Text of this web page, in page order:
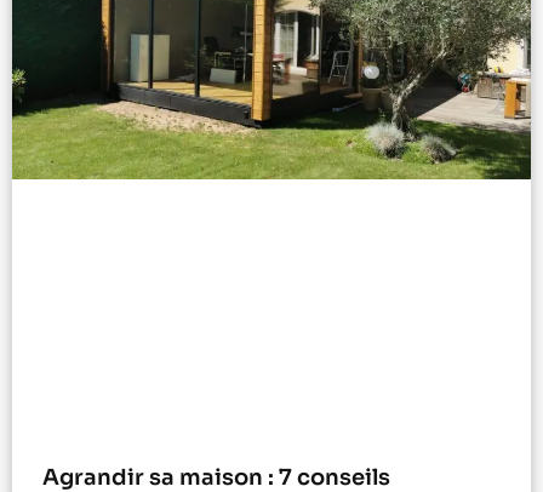
Agrandir sa maison : 7 conseils